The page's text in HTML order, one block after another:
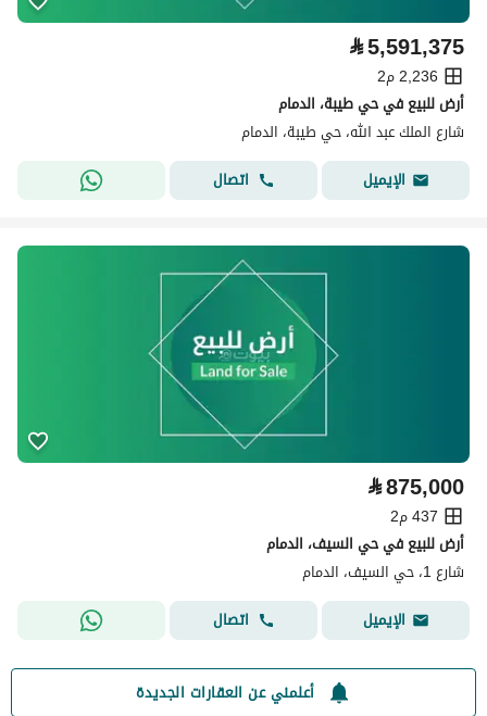
⃁5,591,375
2,236 م2
أرض للبيع في حي طيبة، الدمام
شارع الملك عبد الله، حي طيبة، الدمام
الإيميل
اتصال
⃁875,000
437 م2
أرض للبيع في حي السيف، الدمام
شارع 1، حي السيف، الدمام
الإيميل
اتصال
أعلمني عن العقارات الجديدة